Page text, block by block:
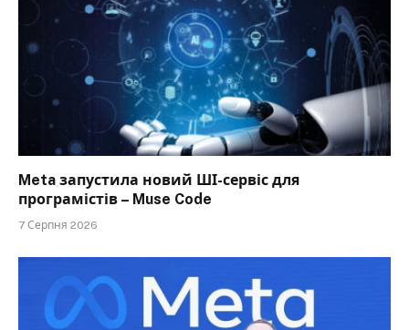
Meta запустила новий ШІ-сервіс для
програмістів – Muse Code
7 Серпня 2026